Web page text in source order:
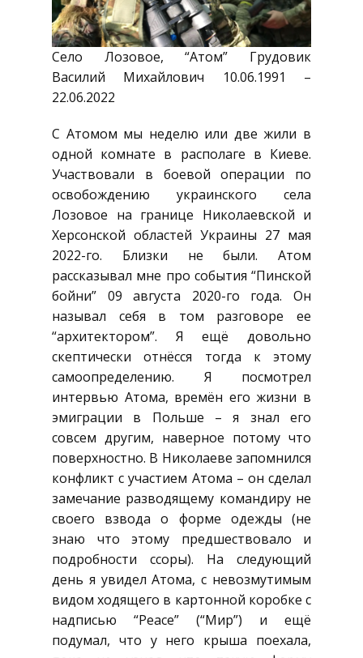
Село Лозовое, “Атом” Грудовик
Василий Михайлович 10.06.1991 –
22.06.2022
С Атомом мы неделю или две жили в
одной комнате в располаге в Киеве.
Участвовали в боевой операции по
освобождению украинского села
Лозовое на границе Николаевской и
Херсонской областей Украины 27 мая
2022-го. Близки не были. Атом
рассказывал мне про события “Пинской
бойни” 09 августа 2020-го года. Он
называл себя в том разговоре ее
“архитектором”. Я ещё довольно
скептически отнёсся тогда к этому
самоопределению. Я посмотрел
интервью Атома, времён его жизни в
эмиграции в Польше – я знал его
совсем другим, наверное потому что
поверхностно. В Николаеве запомнился
конфликт с участием Атома – он сделал
замечание разводящему командиру не
своего взвода о форме одежды (не
знаю что этому предшествовало и
подробности ссоры). На следующий
день я увидел Атома, с невозмутимым
видом ходящего в картонной коробке с
надписью “Peace” (“Мир”) и ещё
подумал, что у него крыша поехала,